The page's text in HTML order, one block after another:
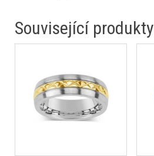
Související produkty